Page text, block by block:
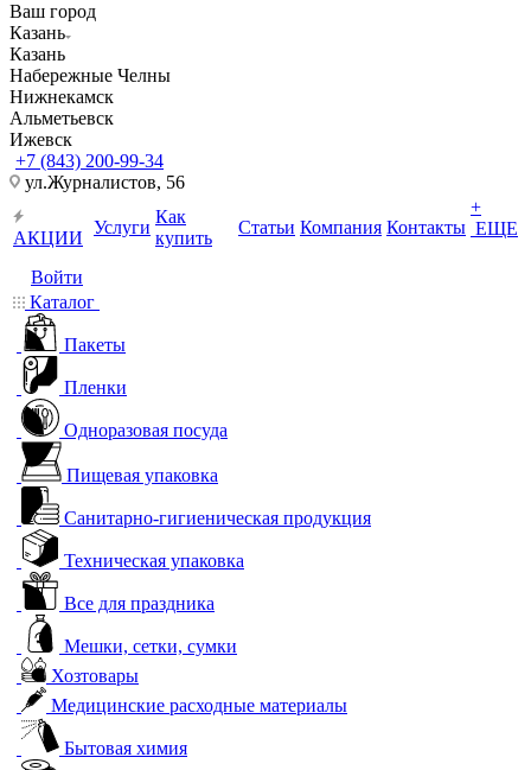
Ваш город
Казань
Казань
Набережные Челны
Нижнекамск
Альметьевск
Ижевск
+7 (843) 200-99-34
ул.Журналистов, 56
АКЦИИ
Услуги
Как
купить
Статьи Компания Контакты
+
ЕЩЕ
Войти
Каталог
Пакеты
Пленки
Одноразовая посуда
Пищевая упаковка
Санитарно-гигиеническая продукция
Техническая упаковка
Все для праздника
Мешки, сетки, сумки
Хозтовары
Медицинские расходные материалы
Бытовая химия